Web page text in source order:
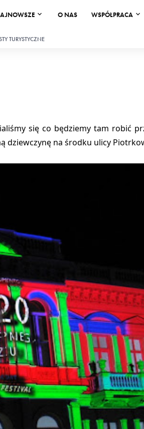
O NAS WSPÓŁPRACA
TURYSTYCZNE
się co będziemy tam robić
dziewczynę na środku ulicy